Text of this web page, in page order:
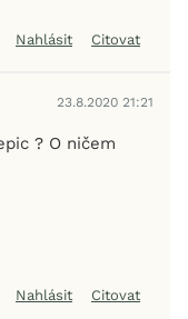
Nahlásit Citovat
23.8.2020 21:21
? O ničem
Nahlásit Citovat